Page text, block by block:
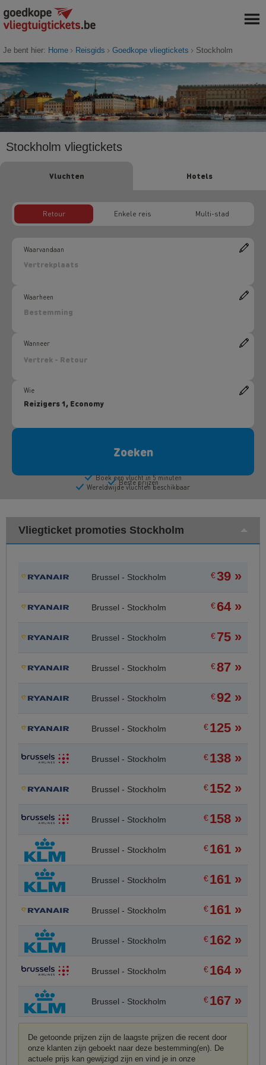
Je bent hier: Home Reisgids Goedkope vliegtickets Stockholm
Stockholm vliegtickets
Vliegticket promoties Stockholm
Brussel - Stockholm €39 »
Brussel - Stockholm €64 »
Brussel - Stockholm €75 »
Brussel - Stockholm €87 »
Brussel - Stockholm €92 »
Brussel - Stockholm €125 »
Brussel - Stockholm €138 »
Brussel - Stockholm €152 »
Brussel - Stockholm €158 »
Brussel - Stockholm €161 »
Brussel - Stockholm €161 »
Brussel - Stockholm €161 »
Brussel - Stockholm €162 »
Brussel - Stockholm €164 »
Brussel - Stockholm €167 »
De getoonde prijzen zijn de laagste prijzen die recent door
onze klanten zijn geboekt naar deze bestemming(en). De
actuele prijs kan gewijzigd zijn en vind je in onze